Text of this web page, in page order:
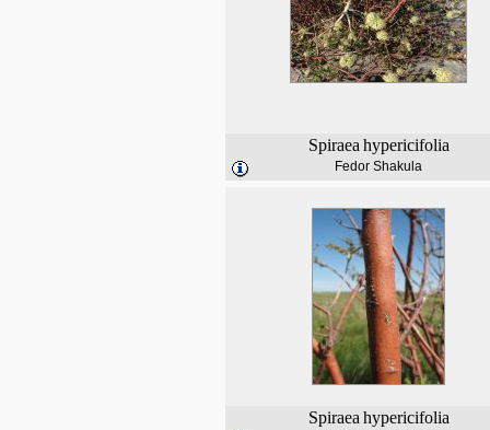
Spiraea hypericifolia
Fedor Shakula
Spiraea hypericifolia